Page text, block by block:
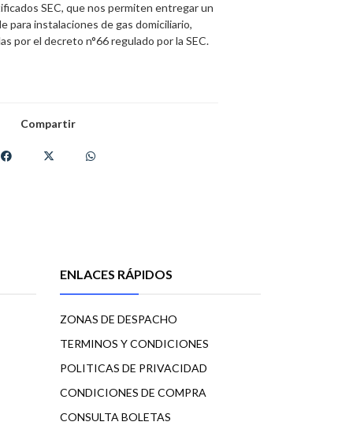
SEC, que nos permiten entregar un
para instalaciones de gas domiciliario,
por el decreto n°66 regulado por la SEC.
Compartir
ENLACES RÁPIDOS
ZONAS DE DESPACHO
TERMINOS Y CONDICIONES
POLITICAS DE PRIVACIDAD
CONDICIONES DE COMPRA
CONSULTA BOLETAS